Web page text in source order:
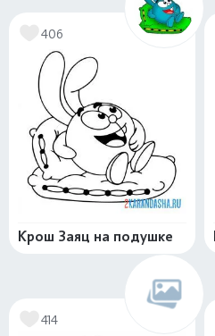
406
Крош Заяц на подушке
414